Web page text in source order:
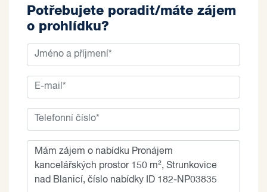
Potřebujete poradit/máte zájem
o prohlídku?